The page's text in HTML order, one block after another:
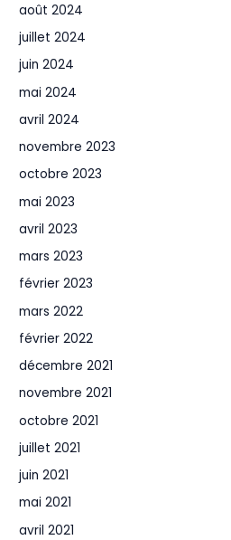
août 2024
juillet 2024
juin 2024
mai 2024
avril 2024
novembre 2023
octobre 2023
mai 2023
avril 2023
mars 2023
février 2023
mars 2022
février 2022
décembre 2021
novembre 2021
octobre 2021
juillet 2021
juin 2021
mai 2021
avril 2021